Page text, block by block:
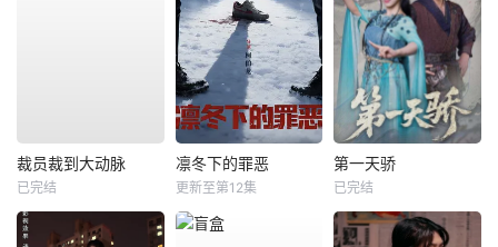
裁员裁到大动脉
已完结
凛冬下的罪恶
更新至第12集
第一天骄
已完结